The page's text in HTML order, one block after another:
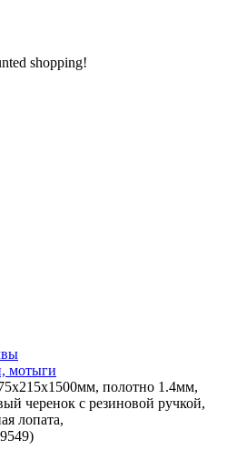
shopping!
мотыги
полотно 1.4мм,
черенок с резиновой ручкой,
лопата,